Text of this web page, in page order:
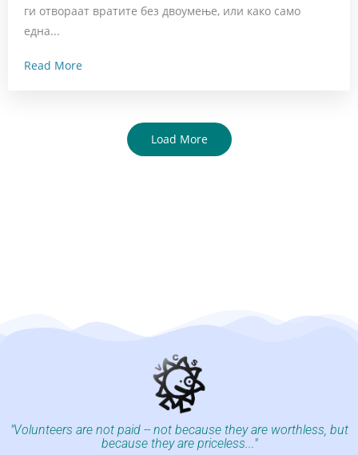
ги отвораат вратите без двоумење, или како само
една...
Read More
Load More
"Volunteers are not paid -- not because they are worthless, but
because they are priceless..."